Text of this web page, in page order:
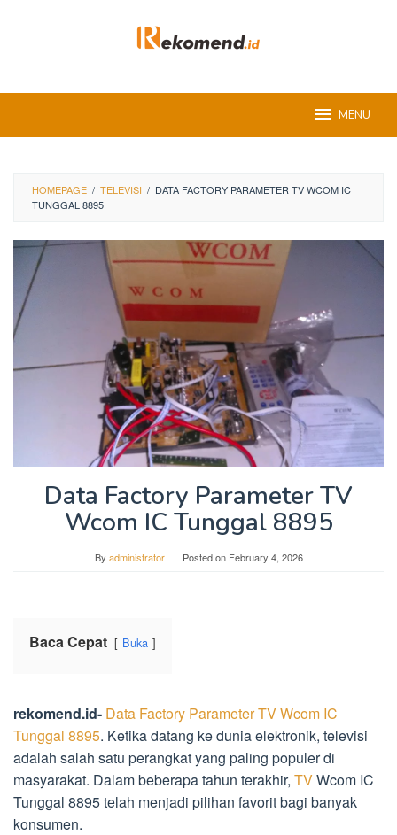
MENU
HOMEPAGE / TELEVISI / DATA FACTORY PARAMETER TV WCOM IC
TUNGGAL 8895
Data Factory Parameter TV
Wcom IC Tunggal 8895
By administrator Posted on February 4, 2026
Baca Cepat Buka
rekomend.id- Data Factory Parameter TV Wcom IC
Tunggal 8895. Ketika datang ke dunia elektronik, televisi
adalah salah satu perangkat yang paling populer di
masyarakat. Dalam beberapa tahun terakhir, TVWcom IC
Tunggal 8895 telah menjadi pilihan favorit bagi banyak
konsumen.